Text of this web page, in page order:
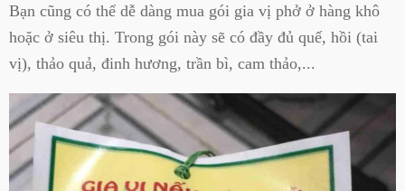
Bạn cũng có thể dễ dàng mua gói gia vị phở ở hàng khô
hoặc ở siêu thị. Trong gói này sẽ có đầy đủ quế, hồi (tai
vị), thảo quả, đinh hương, trần bì, cam thảo,...